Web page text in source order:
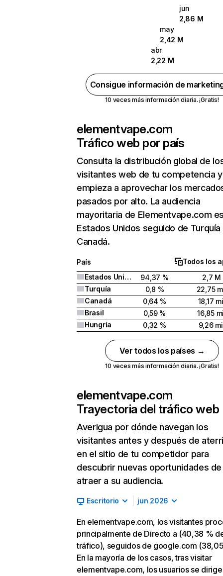
jun
2,86 M
may
2,42 M
abr
2,22 M
Consigue información de
10 veces más información diaria. ¡Gratis!
elementvape.com
Tráfico web por país
Consulta la distribución global de
visitantes web de tu competencia y
empieza a aprovechar los
pasados por alto. La audiencia
mayoritaria de Elementvape.com
Estados Unidos seguido de Turquía
Canadá.
País
Todos los
Estados Unidos
94,37 %
2,7 M
Turquía
0,8 %
22,75
Canadá
0,64 %
18,17
Brasil
0,59 %
16,85
Hungría
0,32 % 9,26
Ver todos los países →
10 veces más información diaria. ¡Gratis!
elementvape.com
Trayectoria del tráfico web
Averigua por dónde navegan los
visitantes antes y después de
en el sitio de tu competidor para
descubrir nuevas oportunidades de
atraer a su audiencia.
Escritorio jun 2026
En elementvape.com, los visitantes
principalmente de Directo a (40,38 %
tráfico), seguidos de google.com
En la mayoría de los casos, tras visitar
elementvape.com, los usuarios se